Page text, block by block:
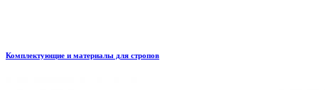
Комплектующие и материалы для стропов